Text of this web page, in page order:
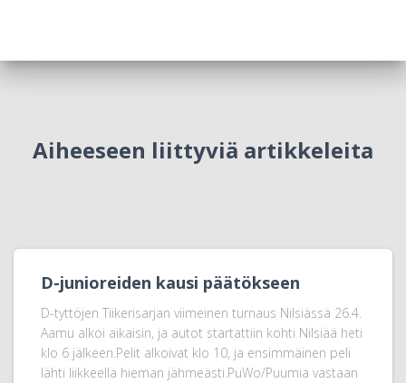
Aiheeseen liittyviä artikkeleita
D-junioreiden kausi päätökseen
D-tyttöjen Tiikerisarjan viimeinen turnaus Nilsiässä 26.4.
Aamu alkoi aikaisin, ja autot startattiin kohti Nilsiää heti
klo 6 jälkeen.Pelit alkoivat klo 10, ja ensimmäinen peli
lähti liikkeellä hieman jähmeästi.PuWo/Puumia vastaan